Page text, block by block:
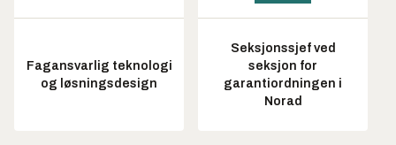
Fagansvarlig teknologi
og løsningsdesign
Seksjonssjef ved
seksjon for
garantiordningen i
Norad